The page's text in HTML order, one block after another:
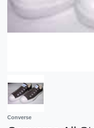
Converse